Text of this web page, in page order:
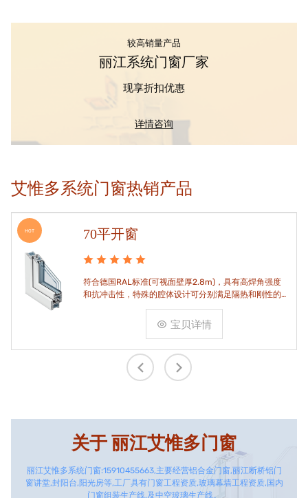
较高销量产品
丽江系统门窗厂家
现享折扣优惠
详情咨询
艾惟多系统门窗热销产品
HOT 70平开窗
符合德国RAL标准(可视面壁厚2.8m)，具有高焊角强度
和抗冲击性，特殊的腔体设计可分别满足隔热和刚性的
宝贝详情
关于丽江艾惟多门窗
丽江艾惟多系统门窗:15910455663,主要经营铝合金门窗,丽江断桥铝门
窗讲堂,封阳台,阳光房等,工厂具有门窗工程资质,玻璃幕墙工程资质,国内
门窗组装生产线,及中空玻璃生产线。